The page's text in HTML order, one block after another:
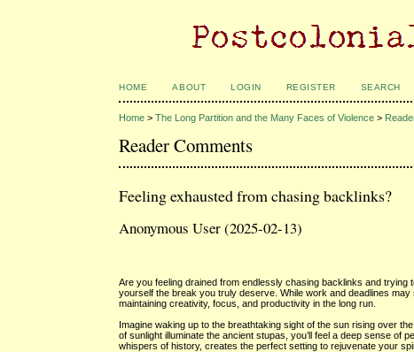
HOME ABOUT LOGIN REGISTER SEARCH
Home >The Long Partition and the Many Faces of Violence >
Reader Comments
Feeling exhausted from chasing backlinks?
Anonymous User (2025-02-13)
Are you feeling drained from endlessly chasing backlinks and trying
yourself the break you truly deserve. While work and deadlines
maintaining creativity, focus, and productivity in the long run.
Imagine waking up to the breathtaking sight of the sun rising over
of sunlight illuminate the ancient stupas, you’ll feel a deep sense
whispers of history, creates the perfect setting to rejuvenate your